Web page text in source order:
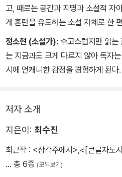
고, 때로는 공간과 지명과 소설적 자
게 혼란을 유도하는 소설 자체로 한
신을 바짝 차리지 않으면 그 의도를
장에 함께 있는 것만 같다.
정소현 (소설가): 수고스럽지만 읽는
는 지금과도 크게 다르지 않아 독자
시에 언캐니한 감정을 경험하게 된
저자 소개
지은이: 최수진
최근작 : <삼각주에서> <[큰글자도
… 총 6종 (모두보기)